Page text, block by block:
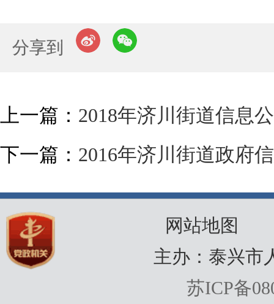
分享到
上一篇： 2018年济川街道信息
下一篇： 2016年济川街道政府
网站地图
主办：泰兴市
苏ICP备